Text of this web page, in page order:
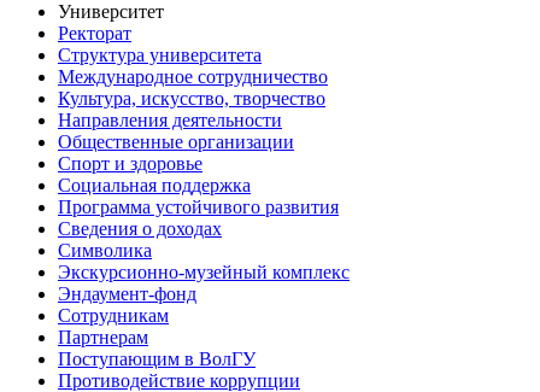
Университет
Ректорат
Структура университета
Международное сотрудничество
Культура, искусство, творчество
Направления деятельности
Общественные организации
Спорт и здоровье
Социальная поддержка
Программа устойчивого развития
Сведения о доходах
Символика
Экскурсионно-музейный комплекс
Эндаумент-фонд
Сотрудникам
Партнерам
Поступающим в ВолГУ
Противодействие коррупции